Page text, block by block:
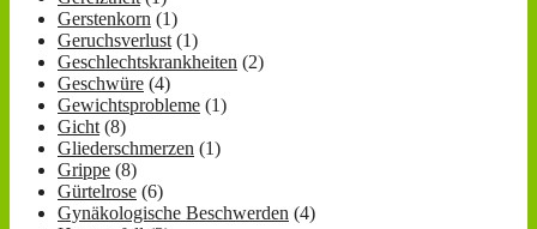
Gerstenkorn (1)
Geruchsverlust (1)
Geschlechtskrankheiten (2)
Geschwüre (4)
Gewichtsprobleme (1)
Gicht (8)
Gliederschmerzen (1)
Grippe (8)
Gürtelrose (6)
Gynäkologische Beschwerden (4)